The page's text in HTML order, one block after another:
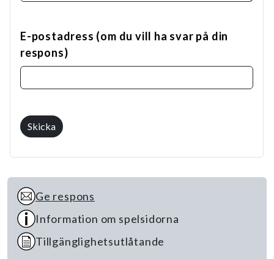
E-postadress (om du vill ha svar på din
respons)
Skicka
Ge respons
Information om spelsidorna
Tillgänglighetsutlåtande